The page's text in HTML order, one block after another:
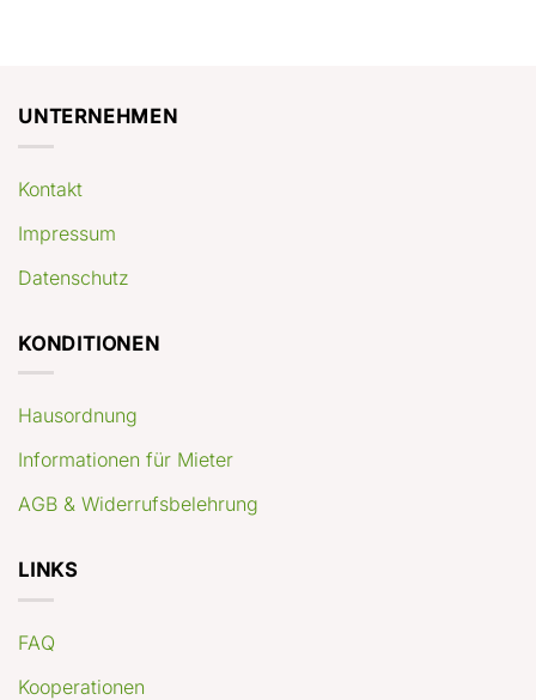
UNTERNEHMEN
Kontakt
Impressum
Datenschutz
KONDITIONEN
Hausordnung
Informationen für Mieter
AGB & Widerrufsbelehrung
LINKS
FAQ
Kooperationen